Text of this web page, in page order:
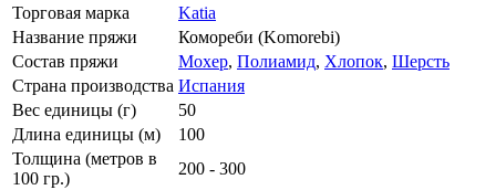
Торговая марка
Katia
Название пряжи
Комореби (Komorebi)
Состав пряжи
Мохер, Полиамид, Хлопок, Шерсть
Страна производства Испания
Вес единицы (г)
50
Длина единицы (м)
100
Толщина (метров в
100 гр.)
200 - 300